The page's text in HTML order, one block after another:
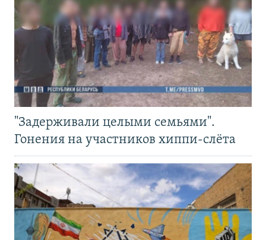
"Задерживали целыми семьями".
Гонения на участников хиппи-слёта